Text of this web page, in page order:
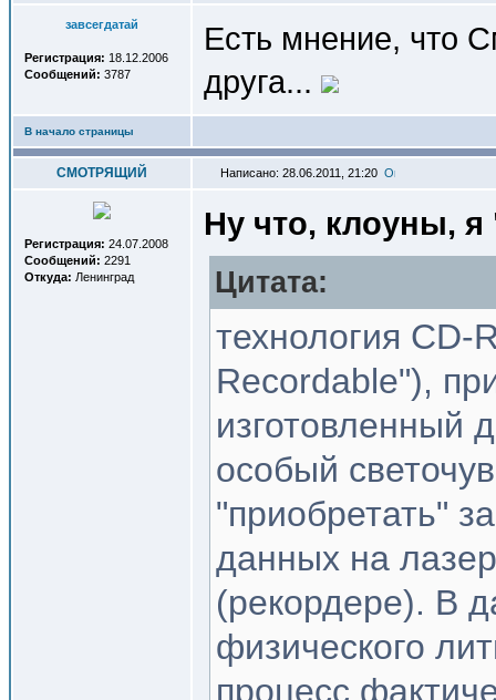
завсегдатай
Регистрация: 18.12.2006
Сообщений: 3787
Есть мнение, что
друга...
В начало страницы
СМОТРЯЩИЙ Написано: 28.06.2011, 21:20
Регистрация: 24.07.2008
Сообщений: 2291
Откуда: Ленинград
Ну что, клоуны, я
Цитата:
технология CD-
Recordable"),
изготовленный
особый
"приобретать"
данных на
(рекордере). В
физического
процесс